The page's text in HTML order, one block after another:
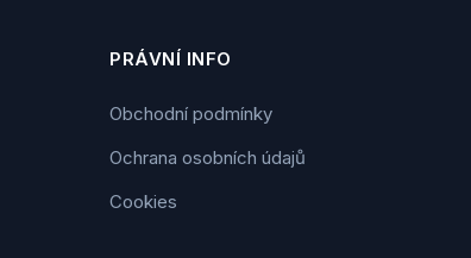
PRÁVNÍ INFO
Obchodní podmínky
Ochrana osobních údajů
Cookies